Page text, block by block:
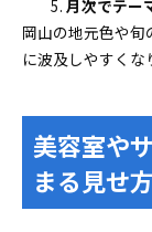
月次でテー
岡山の地元色や
に波及しやすくな
美容室や
まる見せ